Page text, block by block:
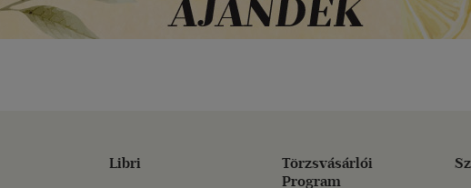
Libri
Törzsvásárlói
Program